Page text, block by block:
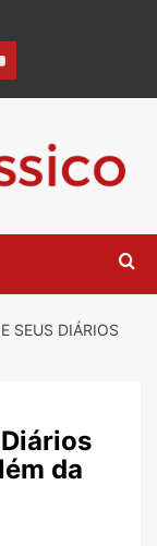
SEUS DIÁRIOS
da